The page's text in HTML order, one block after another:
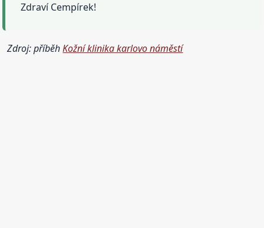
Zdraví Cempírek!
Zdroj: příběhKožní klinika karlovo náměstí